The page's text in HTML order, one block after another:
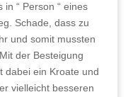
“ Person “ eines
Schade, dass zu
und somit mussten
der Besteigung
dabei ein Kroate und
vielleicht besseren